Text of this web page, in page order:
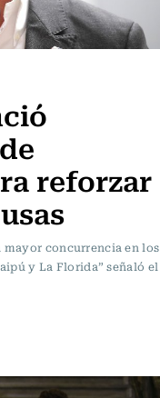
reforzar
concurrencia en los
y La Florida” señaló el